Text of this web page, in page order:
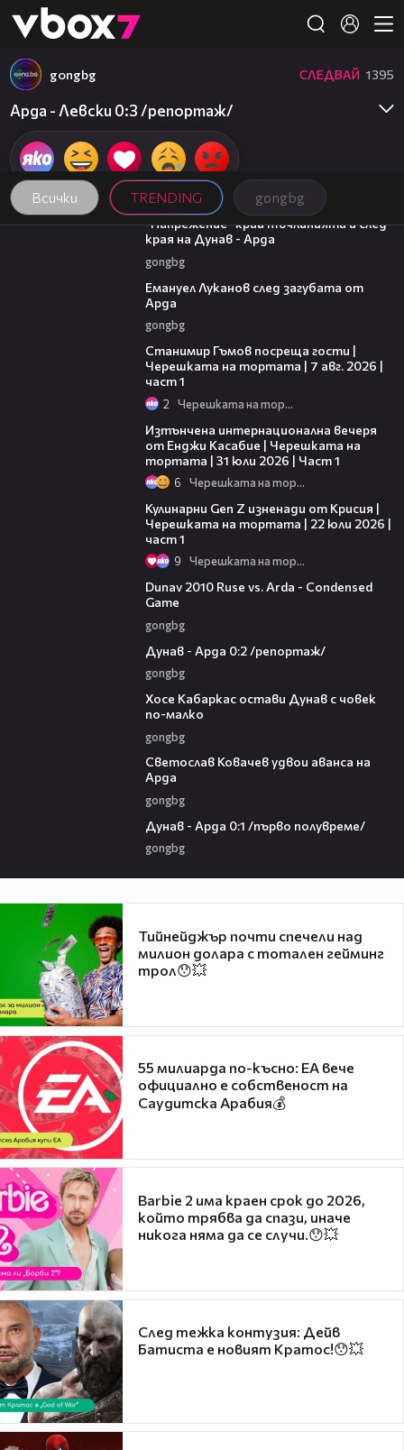
👾
Всички TRENDING gongbg
gongbg СЛЕДВАЙ 1395
Арда - Левски 0:3 /репортаж/
00:37
"Напрежение" край тъчлинията и след
края на Дунав - Арда
gongbg
Емануел Луканов след загубата от
Арда
gongbg
Станимир Гъмов посреща гости |
Черешката на тортата | 7 авг. 2026 |
част 1
2 Черешката на тортата
Изтънчена интернационална вечеря
от Енджи Касабие | Черешката на
тортата | 31 юли 2026 | Част 1
6 Черешката на тортата
Кулинарни Gen Z изненади от Крисия |
Черешката на тортата | 22 юли 2026 |
част 1
9 Черешката на тортата
Dunav 2010 Ruse vs. Arda - Condensed
Game
gongbg
Дунав - Арда 0:2 /репортаж/
gongbg
Хосе Кабаркас остави Дунав с човек
по-малко
gongbg
Светослав Ковачев удвои аванса на
Арда
gongbg
Дунав - Арда 0:1 /първо полувреме/
gongbg
Тийнейджър почти спечели над
милион долара с тотален гейминг
трол😯💥
55 милиарда по-късно: EA вече
официално е собственост на
Саудитска Арабия💰
Barbie 2 има краен срок до 2026,
който трябва да спази, иначе
никога няма да се случи.😯💥
След тежка контузия: Дейв
Батиста е новият Кратос!😯💥